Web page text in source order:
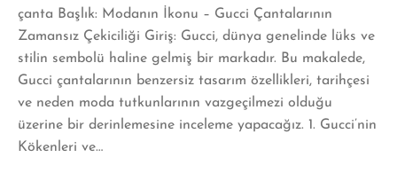
çanta Başlık: Modanın İkonu – Gucci Çantalarının
Zamansız Çekiciliği Giriş: Gucci, dünya genelinde lüks ve
stilin sembolü haline gelmiş bir markadır. Bu makalede,
Gucci çantalarının benzersiz tasarım özellikleri, tarihçesi
ve neden moda tutkunlarının vazgeçilmezi olduğu
üzerine bir derinlemesine inceleme yapacağız. 1. Gucci’nin
Kökenleri ve…